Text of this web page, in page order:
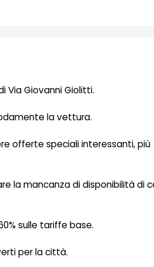
Via Giovanni Giolitti.
la vettura.
offerte speciali interessanti, più
la mancanza di disponibilità di
sulle tariffe base.
per la città.